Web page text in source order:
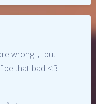
wrong， but
be that bad <:3